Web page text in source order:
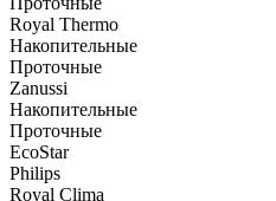
Royal Thermo
Накопительные
Проточные
Zanussi
Накопительные
Проточные
EcoStar
Philips
Royal Clima